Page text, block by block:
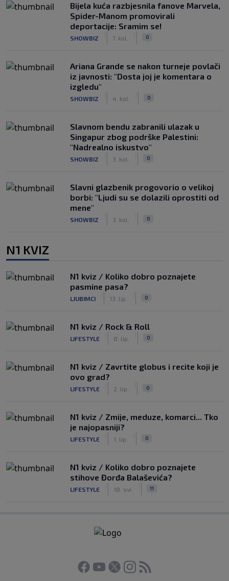
Bijela kuća razbjesnila fanove Marvela,
Spider-Manom promovirali
deportacije: Sramim se!
SHOWBIZ 7. kol. 0
Ariana Grande se nakon turneje povlači
iz javnosti: "Dosta joj je komentara o
izgledu"
SHOWBIZ 4. kol. 0
Slavnom bendu zabranili ulazak u
Singapur zbog podrške Palestini:
"Nadrealno iskustvo"
SHOWBIZ 3. kol. 0
Slavni glazbenik progovorio o velikoj
borbi: "Ljudi su se dolazili oprostiti od
mene"
SHOWBIZ 3. kol. 0
N1 KVIZ
N1 kviz / Koliko dobro poznajete
pasmine pasa?
LJUBIMCI 13. lip. 0
N1 kviz / Rock & Roll
LIFESTYLE 8. lip. 0
N1 kviz / Zavrtite globus i recite koji je
ovo grad?
LIFESTYLE 2. lip. 0
N1 kviz / Zmije, meduze, komarci... Tko
je najopasniji?
LIFESTYLE 1. lip. 0
N1 kviz / Koliko dobro poznajete
stihove Đorđa Balaševića?
LIFESTYLE 18. svi. 11